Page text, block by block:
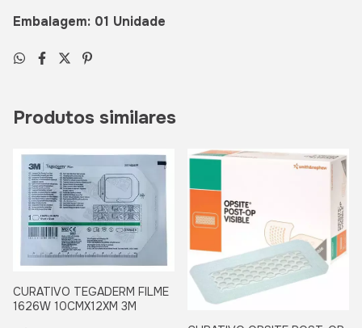
Embalagem: 01 Unidade
Produtos similares
CURATIVO TEGADERM FILME
1626W 10CMX12XM 3M